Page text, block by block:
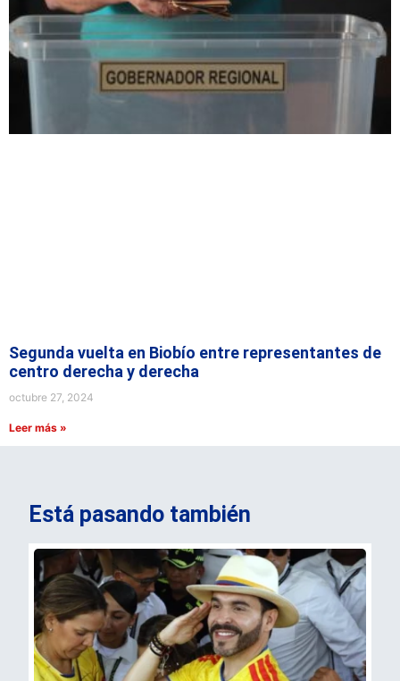
Segunda vuelta en Biobío entre representantes de
centro derecha y derecha
octubre 27, 2024
Leer más »
Está pasando también